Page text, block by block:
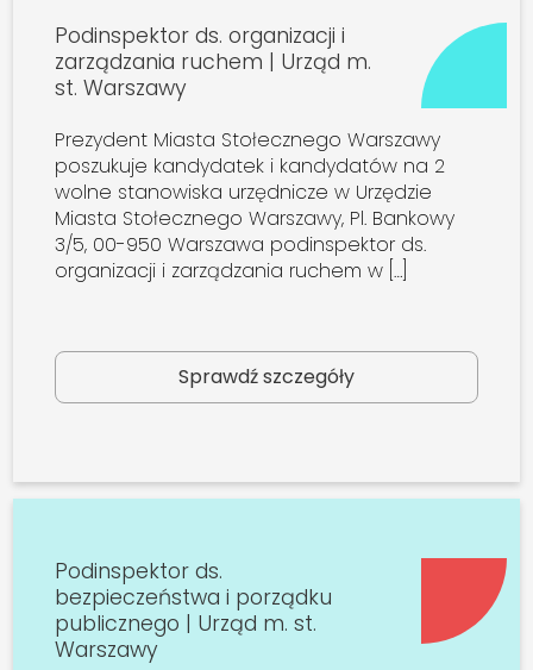
Podinspektor ds. organizacji i
zarządzania ruchem | Urząd m.
st. Warszawy
Prezydent Miasta Stołecznego Warszawy
poszukuje kandydatek i kandydatów na 2
wolne stanowiska urzędnicze w Urzędzie
Miasta Stołecznego Warszawy, Pl. Bankowy
3/5, 00-950 Warszawa podinspektor ds.
organizacji i zarządzania ruchem w […]
Sprawdź szczegóły
Podinspektor ds.
bezpieczeństwa i porządku
publicznego | Urząd m. st.
Warszawy